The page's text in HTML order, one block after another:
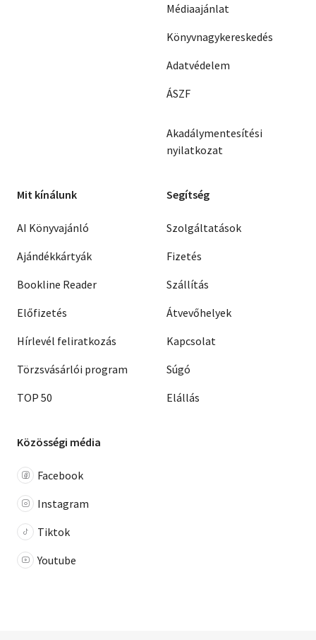
Médiaajánlat
Könyvnagykereskedés
Adatvédelem
ÁSZF
Akadálymentesítési
nyilatkozat
Mit kínálunk
AI Könyvajánló
Ajándékkártyák
Bookline Reader
Előfizetés
Hírlevél feliratkozás
Törzsvásárlói program
TOP 50
Segítség
Szolgáltatások
Fizetés
Szállítás
Átvevőhelyek
Kapcsolat
Súgó
Elállás
Közösségi média
Facebook
Instagram
Tiktok
Youtube